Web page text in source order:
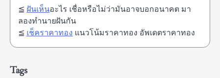
≦ ฝันเห็นอะไร เชื่อหรือไม่ว่ามันอาจบอกอนาคต มา
ลองทำนายฝันกัน
≦ เช็คราคาทอง แนวโน้มราคาทอง อัพเดตราคาทอง
Tags